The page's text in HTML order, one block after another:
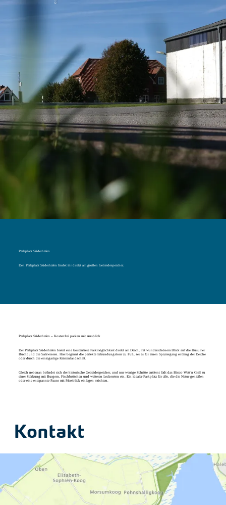
Merkliste
Gäste
Unterkünfte suchen
Parkplatz Süderhafen
Den Parkplatz Süderhafen findet ihr direkt am großen Getreidespeicher.
Parkplatz Süderhafen – Kostenfrei parken mit Ausblick
Der Parkplatz Süderhafen bietet eine kostenfreie Parkmöglichkeit direkt am Deich, mit wunderschönem Blick auf die Husumer
Bucht und die Salzwiesen. Hier beginnt die perfekte Erkundungstour zu Fuß, sei es für einen Spaziergang entlang der Deiche
oder durch die einzigartige Küstenlandschaft.
Gleich nebenan befindet sich der historische Getreidespeicher, und nur wenige Schritte entfernt lädt das Bistro Watt’n Grill zu
einer Stärkung mit Burgern, Fischbrötchen und weiteren Leckereien ein. Ein idealer Parkplatz für alle, die die Natur genießen
oder eine entspannte Pause mit Meerblick einlegen möchten.
Kontakt